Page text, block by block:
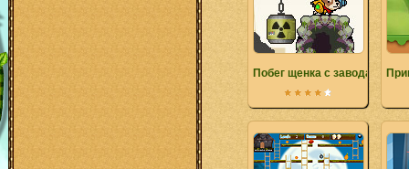
Побег щенка с завода